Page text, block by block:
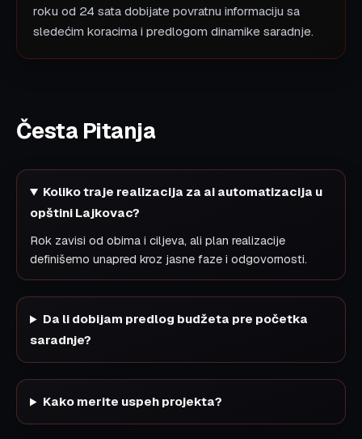
roku od 24 sata dobijate povratnu informaciju sa
sledećim koracima i predlogom dinamike saradnje.
Česta Pitanja
Koliko traje realizacija za ai automatizacija u
opštini Lajkovac?
Rok zavisi od obima i ciljeva, ali plan realizacije
definišemo unapred kroz jasne faze i odgovornosti.
Da li dobijam predlog budžeta pre početka
saradnje?
Kako merite uspeh projekta?